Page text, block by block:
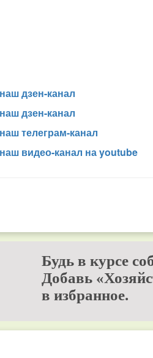
дзен-канал
дзен-канал
телеграм-канал
видео-канал на youtube
Будь в курсе
Добавь
в избранное.